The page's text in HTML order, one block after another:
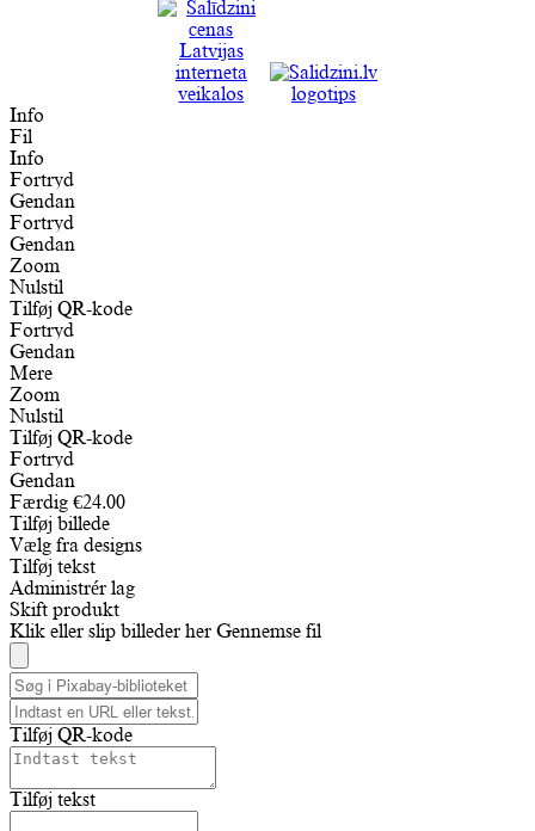
Info
Fil
Info
Fortryd
Gendan
Fortryd
Gendan
Zoom
Nulstil
Tilføj QR-kode
Fortryd
Gendan
Mere
Zoom
Nulstil
Tilføj QR-kode
Fortryd
Gendan
Færdig €24.00
Tilføj billede
Vælg fra designs
Tilføj tekst
Administrér lag
Skift produkt
Klik eller slip billeder her Gennemse fil
Tilføj QR-kode
Tilføj tekst